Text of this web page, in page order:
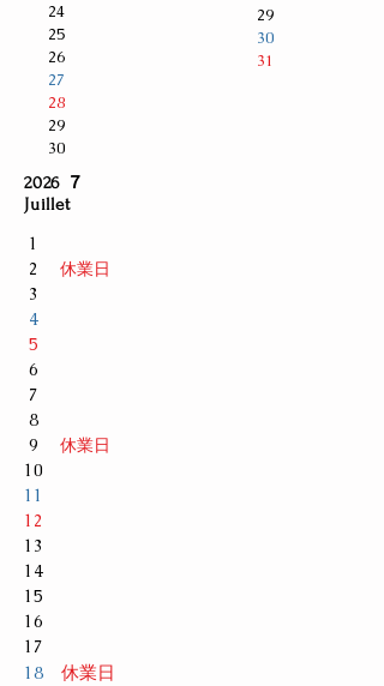
24
25
26
27
28
29
30
29
30
31
2026 ７
Juillet
1
2
休業日
3
4
5
6
7
8
9 休業日
10
11
12
13
14
15
16
17
18
休業日